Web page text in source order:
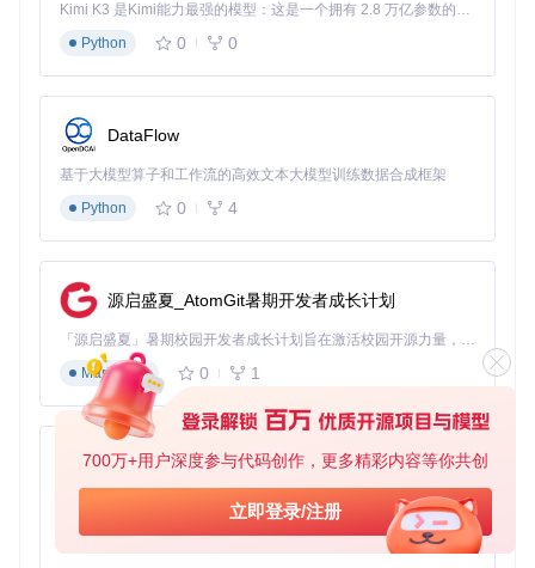
700万+用户深度参与代码创作，更多精彩内容等你共创
立即登录/注册
技术实现
下载增强模块基于B站API封装和视频流解析技术，实现多线程
下载和断点续传。通过自定义命名模板引擎，支持标题、UP
主、日期等元数据变量组合。文件管理采用虚拟文件系统映
射，按番剧、UP主、日期等维度自动分类存储。技术架构上
采用TypeScript实现类型安全的API交互，结合IndexedDB存
实际效果
增强后的下载系统支持三种核心优化：批量任务队列管理提高
下载效率；自定义命名规则确保文件可追溯；自动分类存储简
化后续管理。测试数据显示，批量下载10集番剧的时间较原生
功能减少50%，同时存储空间占用优化约30%。侧边栏集成的
下载管理器提供任务监控和快速访问功能，实现下载-管理-观
看的无缝衔接。
建立跨设备配置同步方案
用户痛点
在多设备间切换使用B站时，用户需要重复配置个性化设置，
导致体验不一致。传统的手动备份方式操作繁琐，且容易丢失
Kimi K3 是Kimi能力最强的模型：这是一个拥有 2.8 万亿参数的混合专家（MoE）模型，具备原生视觉理解能力，并支持 100 万 token 的上下文窗口。
Python
0 0
DataFlow
基于大模型算子和工作流的高效文本大模型训练数据合成框架
Python
0 4
源启盛夏_AtomGit暑期开发者成长计划
「源启盛夏」暑期校园开发者成长计划旨在激活校园开源力量，通过积分激励、认证扶持、资源倾斜等形式，引导高校组织和开发者完成「入驻 — 建项目 — 做贡献 — 获认证 — 得资源」的完整闭环。无论你是想带领社团入驻平台的组织者，还是希望用代码贡献证明自己的开发者，都能在这里找到属于你的成长路径。
Markdown
0 1
py-xiaozhi
基于Python的Xiaozhi AI，适用于想要完整Xiaozhi体验而无需拥有专用硬件的用户。
Python
0 1